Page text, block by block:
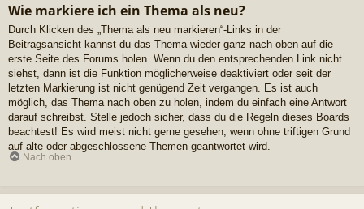
Wie markiere ich ein Thema als neu?
Durch Klicken des „Thema als neu markieren“-Links in der
Beitragsansicht kannst du das Thema wieder ganz nach oben auf die
erste Seite des Forums holen. Wenn du den entsprechenden Link nicht
siehst, dann ist die Funktion möglicherweise deaktiviert oder seit der
letzten Markierung ist nicht genügend Zeit vergangen. Es ist auch
möglich, das Thema nach oben zu holen, indem du einfach eine Antwort
darauf schreibst. Stelle jedoch sicher, dass du die Regeln dieses Boards
beachtest! Es wird meist nicht gerne gesehen, wenn ohne triftigen Grund
auf alte oder abgeschlossene Themen geantwortet wird.
Nach oben